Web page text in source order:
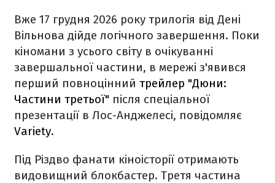
Вже 17 грудня 2026 року трилогія від Дені
Вільнова дійде логічного завершення. Поки
кіномани з усього світу в очікуванні
завершальної частини, в мережі з'явився
перший повноцінний трейлер "Дюни:
Частини третьої" після спеціальної
презентації в Лос-Анджелесі, повідомляє
Variety.
Під Різдво фанати кіноісторії отримають
видовищний блокбастер. Третя частина